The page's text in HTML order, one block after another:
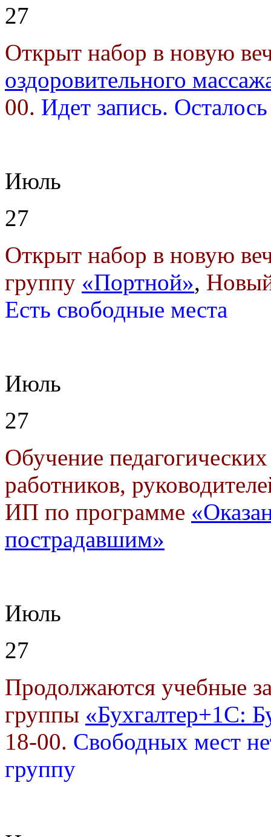
27
Открыт набор в новую
оздоровительного
00. Идет запись.
Июль
27
Открыт набор в новую
группу «Портной»,
Есть свободные места
Июль
27
Обучение
работников,
ИП по программе
пострадавшим»
Июль
27
Продолжаются учебные
группы «Бухгалтер+1С:
18-00. Свободных мест
группу